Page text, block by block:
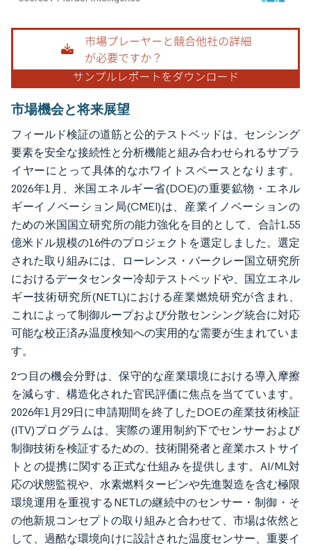
画像 © Mordor Intelligence。再利用にはCC BY 4.0の表示が必要です。
市場機会と将来展望
フィールド検証の道筋と公的テストベッドは、センシング
要素を安全な接続性と分析機能と組み合わせられるサプラ
イヤーにとって具体的なホワイトスペースとなります。
2026年1月、米国エネルギー省(DOE)の重要鉱物・エネル
ギーイノベーション局(CMEI)は、産業イノベーションの
ための米国国立研究所の能力強化を目的として、合計1.55
億米ドル規模の16件のプロジェクトを選定しました。選定
された取り組みには、ローレンス・バークレー国立研究所
におけるデータセンター冷却テストベッドや、国立エネル
ギー技術研究所(NETL)における産業燃焼研究が含まれ、
これによって制御ループおよび分散センシング統合に対応
可能な校正済み温度検知への実用的な需要が生まれていま
す。
2つ目の機会分野は、保守的な産業環境における導入摩擦
を減らす、構造化された官民評価に焦点を当てています。
2026年1月29日に申請期間を終了したDOEの産業技術検証
(ITV)プログラムは、実際の運用制約下でセンサーおよび
制御技術を検証するための、技術開発者と産業ホストサイ
トとの提携に関する正式な仕組みを提供します。AI/ML対
応の状態監視や、水素燃料タービンや先進製造を含む極限
環境運用を重視するNETLの継続中のセンサー・制御・そ
の他新規コンセプトの取り組みと合わせて、市場は依然と
して、過酷な環境向けに設計された温度センサー、重要イ